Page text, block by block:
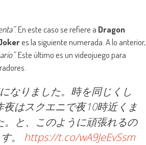
. En este caso se refiere a Dragon
es la siguiente numerada. A lo anterior,
. Este último es un videojuego para
なりました。時を同じくし
はスクエニで夜10時近くま
と、このように頑張れるの
。 https://t.co/wA9JeEvSsm